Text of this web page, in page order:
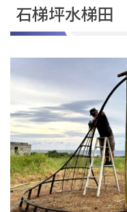
石梯坪水梯田